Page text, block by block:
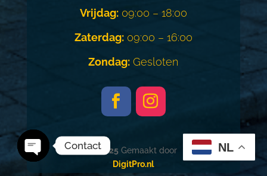
Vrijdag:09:00 – 18:00
Zaterdag:09:00 – 16:00
Zondag: Gesloten
© 2025Gemaakt door
DigitPro.nl
NL
Contact
Open